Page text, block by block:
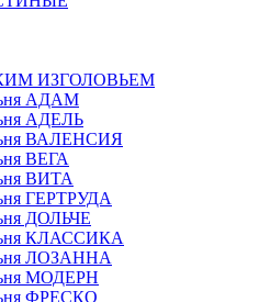
ИЗГОЛОВЬЕМ
АДАМ
АДЕЛЬ
ВАЛЕНСИЯ
ВЕГА
ВИТА
ГЕРТРУДА
ДОЛЬЧЕ
КЛАССИКА
ЛОЗАННА
МОДЕРН
ФРЕСКО